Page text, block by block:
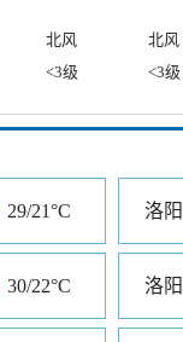
北风
北风
<3级 <3级
29/21°C 洛
30/22°C 洛